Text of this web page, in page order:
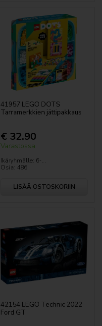
41957 LEGO DOTS
Tarramerkkien jättipakkaus
€ 32.90
Varastossa
Ikäryhmälle: 6-...
Osia: 486
LISÄÄ OSTOSKORIIN
42154 LEGO Technic 2022
Ford GT